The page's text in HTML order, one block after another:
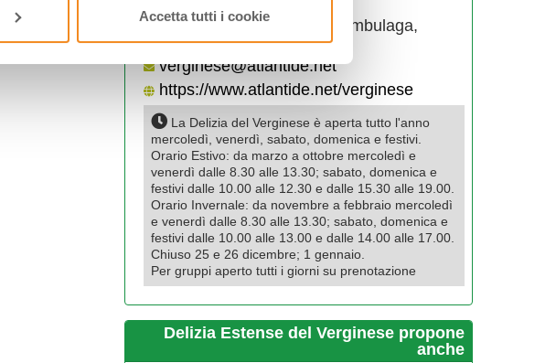
Accetta tutti i cookie
via Verginese 56, fraz. Gambulaga,
44015, Portomaggiore, (FE)
verginese@atlantide.net
https://www.atlantide.net/verginese
La Delizia del Verginese è aperta tutto l'anno
mercoledì, venerdì, sabato, domenica e festivi.
Orario Estivo: da marzo a ottobre mercoledì e
venerdì dalle 8.30 alle 13.30; sabato, domenica e
festivi dalle 10.00 alle 12.30 e dalle 15.30 alle 19.00.
Orario Invernale: da novembre a febbraio mercoledì
e venerdì dalle 8.30 alle 13.30; sabato, domenica e
festivi dalle 10.00 alle 13.00 e dalle 14.00 alle 17.00.
Chiuso 25 e 26 dicembre; 1 gennaio.
Per gruppi aperto tutti i giorni su prenotazione
Delizia Estense del Verginese propone
anche